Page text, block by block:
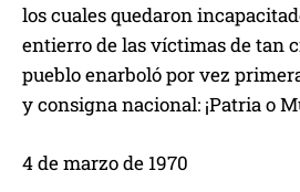
los cuales quedaron
entierro de las víctimas de tan
pueblo enarboló por vez
y consigna nacional: ¡Patria o
4 de marzo de 1970